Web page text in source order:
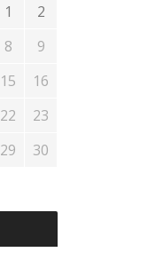
1
2
8
9
15
16
22
23
29
30